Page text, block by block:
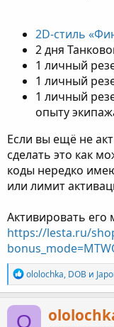
2D-стиль
2 дня
1 личный
1 личный
1 личный
опыту
Если вы ещё не
сделать это как
коды нередко
или лимит
Активировать его
https://lesta.ru/
Р
е
а
к
ц
ololochka, DOB и
O